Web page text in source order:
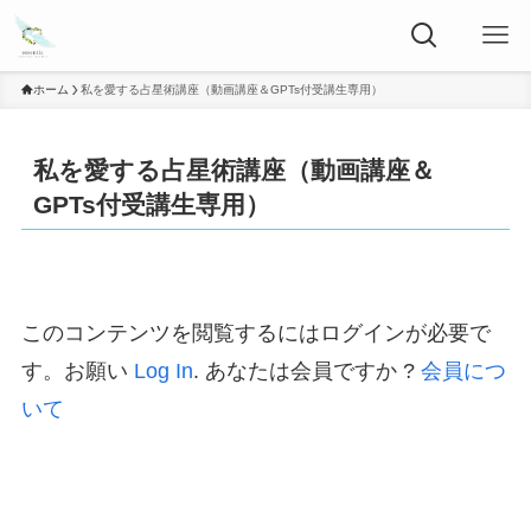
ホーム 私を愛する占星術講座（動画講座＆GPTs付受講生専用）
私を愛する占星術講座（動画講座＆
GPTs付受講生専用）
このコンテンツを閲覧するにはログインが必要で
す。お願い Log In. あなたは会員ですか ? 会員につ
いて